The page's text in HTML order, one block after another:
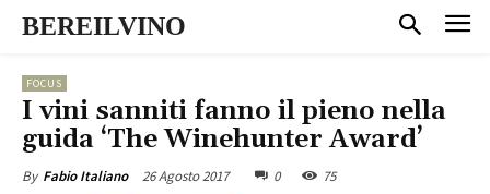
BEREILVINO
FOCUS
I vini sanniti fanno il pieno nella
guida ‘The Winehunter Award’
By Fabio Italiano 26 Agosto 2017 0 75